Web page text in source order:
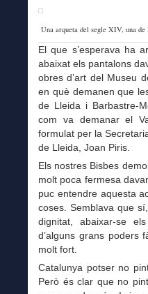
Una arqueta del segle XIV, una de
El que s’esperava ha
abaixat els pantalons
obres d’art del Museu
en què demanen que
de Lleida i Barbastre-
com va demanar el
formulat per la
de Lleida, Joan Piris.
Els nostres Bisbes
molt poca fermesa
puc entendre aquesta
coses. Semblava que
dignitat, abaixar-se
d’alguns grans poders
molt fort.
Catalunya potser no
Però és clar que no